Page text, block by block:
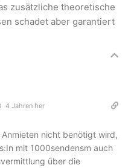
zusätzliche theoretische
schadet aber garantiert
4 Jahren her
nicht benötigt wird,
mit 1000sendensm auch
über die